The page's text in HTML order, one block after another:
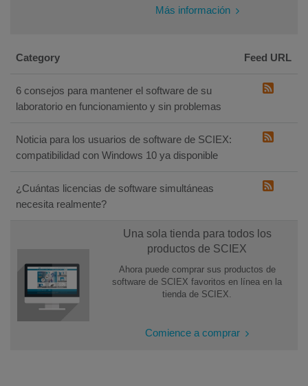
Más información
Category Feed URL
6 consejos para mantener el software de su
laboratorio en funcionamiento y sin problemas
Noticia para los usuarios de software de SCIEX:
compatibilidad con Windows 10 ya disponible
¿Cuántas licencias de software simultáneas
necesita realmente?
Una sola tienda para todos los
productos de SCIEX
Ahora puede comprar sus productos de
software de SCIEX favoritos en línea en la
tienda de SCIEX.
Comience a comprar